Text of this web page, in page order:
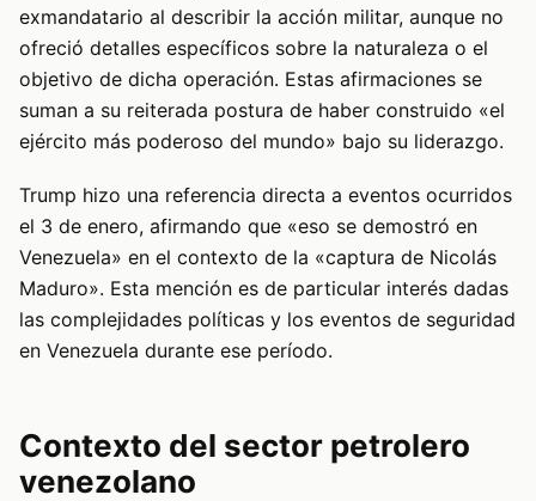
exmandatario al describir la acción militar, aunque no
ofreció detalles específicos sobre la naturaleza o el
objetivo de dicha operación. Estas afirmaciones se
suman a su reiterada postura de haber construido «el
ejército más poderoso del mundo» bajo su liderazgo.
Trump hizo una referencia directa a eventos ocurridos
el 3 de enero, afirmando que «eso se demostró en
Venezuela» en el contexto de la «captura de Nicolás
Maduro». Esta mención es de particular interés dadas
las complejidades políticas y los eventos de seguridad
en Venezuela durante ese período.
Contexto del sector petrolero
venezolano